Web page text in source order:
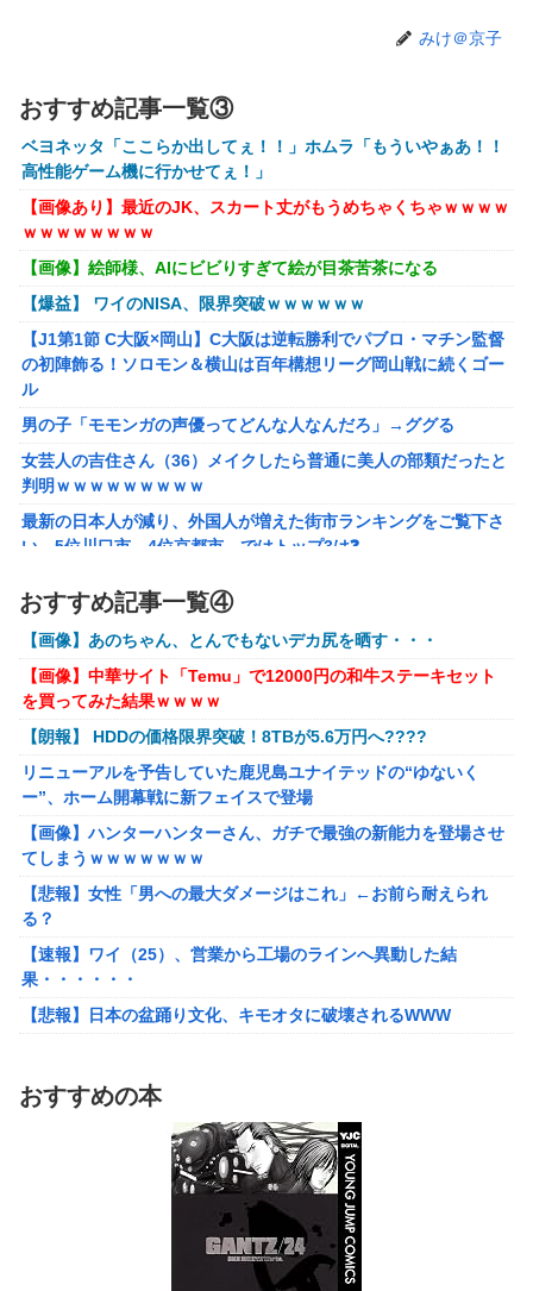
【にじさんじ】五木、長尾に表計算ソフトの便利さを理解ら
せる『エクセルに感動してるおじさん見てなんか感動する』
【にじ甲2026】ところで野球って魔法使うのOKなんやっ
け？
LOVEｗｗｗ
「ドラクエ11」攻略感想(54/クリア後)マルティナの「しん
ぴのビスチェ」可愛い！そしてメドローアやギガバーストき
たー！
【虹ヶ咲】「夏はせつ泣き」がキャッチコピーの映画【ラブ
【画像】 YouTubeコメント欄、キレッキレ
【速報】 ひろゆき、離婚ｗｗｗｗｗｗ
【ガンダムＷ】あのメンツのなかでは比較的常識のあるほう
なのがデュオだよね
ャップタマモクロスアクリル定規」意外(?)な落とし穴によ
り配布を撤回することに…
【にじさんじ】石神がミームを堪能しとる
みけ＠京子
おすすめ記事一覧③
ベヨネッタ「ここらか出してぇ！！」ホムラ「もういやぁあ！！
高性能ゲーム機に行かせてぇ！」
【画像あり】最近のJK、スカート丈がもうめちゃくちゃｗｗｗｗ
ｗｗｗｗｗｗｗｗ
【画像】絵師様、AIにビビりすぎて絵が目茶苦茶になる
【爆益】 ワイのNISA、限界突破ｗｗｗｗｗｗ
【J1第1節 C大阪×岡山】C大阪は逆転勝利でパブロ・マチン監督
の初陣飾る！ソロモン＆横山は百年構想リーグ岡山戦に続くゴー
ル
男の子「モモンガの声優ってどんな人なんだろ」→ググる
女芸人の吉住さん（36）メイクしたら普通に美人の部類だったと
判明ｗｗｗｗｗｗｗｗｗ
最新の日本人が減り、外国人が増えた街市ランキングをご覧下さ
い→5位川口市、4位京都市、ではトップ3は❓
生・・・
【画像あり】インフルエンサー「20歳でアルファード一括で買え
ちゃう私って素敵」
【悲報】太鼓の達人、お馴染みのフォントの使用料が年間6万か
ら年間320万になったので変更に
フリマ民「あと500円値下げ出来ませんか」ワイ「ほ～い購入
ｗ」
【動画】甲子園の女性審判、大誤審で炎上
【画像】女さん、ミニ過ぎる浴衣を着た写真を投稿して叩かれる
ｗｗｗｗ
【悲報】坂口杏里を家に住ませてあげた結果ｗｗｗｗ
【朗報】Vtuber界、新たなる『弱男の姫』が爆誕ｗｗｗｗｗｗｗ
ｗｗｗｗ
【悲報】30代女性「クソッ！特殊詐欺でお金取られた…」
「FF10の名シーン」←思い浮かべたもの
台風13号のルート、ほぼ確定する
TBS新人アナ ブラチラ、お尻くっきり、Y字開脚！！
【重音テト】コナミデフォルメフィギュア「重音テト 通常衣装
Ver.」「重音テト SV衣装Ver.」【彩色原型公開】
ホビーサクラ「真の点P 私服Ver.」美少女フィギュア【予約開
おすすめ記事一覧④
【画像】あのちゃん、とんでもないデカ尻を晒す・・・
【画像】中華サイト「Temu」で12000円の和牛ステーキセット
を買ってみた結果ｗｗｗｗ
【朗報】 HDDの価格限界突破！8TBが5.6万円へ????
リニューアルを予告していた鹿児島ユナイテッドの“ゆないく
ー”、ホーム開幕戦に新フェイスで登場
【画像】ハンターハンターさん、ガチで最強の新能力を登場させ
てしまうｗｗｗｗｗｗｗ
【悲報】女性「男への最大ダメージはこれ」←お前ら耐えられ
る？
【速報】ワイ（25）、営業から工場のラインへ異動した結
果・・・・・・
【悲報】日本の盆踊り文化、キモオタに破壊されるWWW
【艦これ】でもイベントのたびに思うんだ 空母機動部隊ってクソ
【艦これ】ひみつの通り道 他
【艦これ】ナマケモノアガノウサギ 他
ジャングリア沖縄「3万円です」←ディズニー超えの強気価格ｗ
おすすめの本